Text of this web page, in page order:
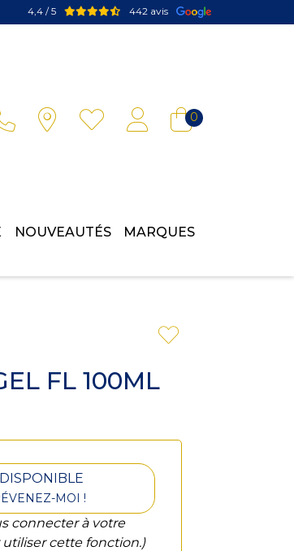
4,4 / 5 442 avis
0
NOUVEAUTÉS MARQUES
FL 100ML
MOI !
connecter à votre
cette fonction.)